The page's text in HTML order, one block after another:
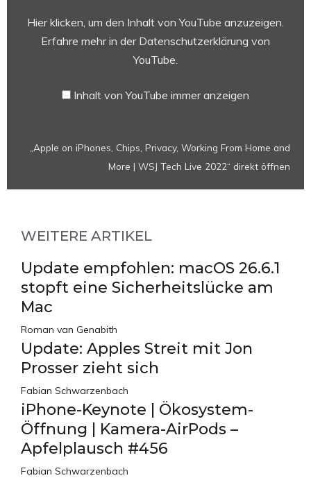
Privacy,
Working
Tech
anzeigen
Hier klicken, um den Inhalt von YouTube anzuzeigen.
Erfahre mehr in der Datenschutzerklärung von
YouTube
Inhalt von YouTube immer anzeigen
„Apple on iPhones, Chips, Privacy, Working From Home and
More | WSJ Tech Live 2022“ direkt öffnen
WEITERE ARTIKEL
Update empfohlen: macOS 26.6.1
stopft eine Sicherheitslücke am
Mac
Roman van Genabith
Update: Apples Streit mit Jon
Prosser zieht sich
Fabian Schwarzenbach
iPhone-Keynote | Ökosystem-
Öffnung | Kamera-AirPods –
Apfelplausch #456
Fabian Schwarzenbach